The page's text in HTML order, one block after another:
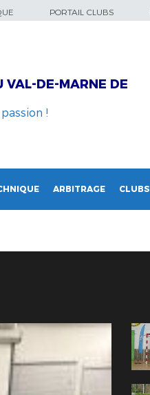
PORTAIL CLUBS
VAL-DE-MARNE DE
!
ARBITRAGE CLUBS